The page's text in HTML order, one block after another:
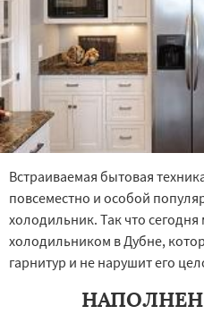
Встраиваемая бытовая
повсеместно и особой
холодильник. Так что
холодильником в Дубне,
гарнитур и не нарушит его